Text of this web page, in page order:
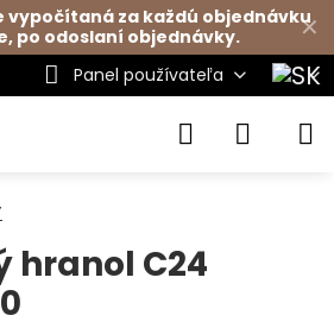
✕
vypočítaná za každú objednávku
po odoslaní objednávky.
Panel používateľa
hranol C24